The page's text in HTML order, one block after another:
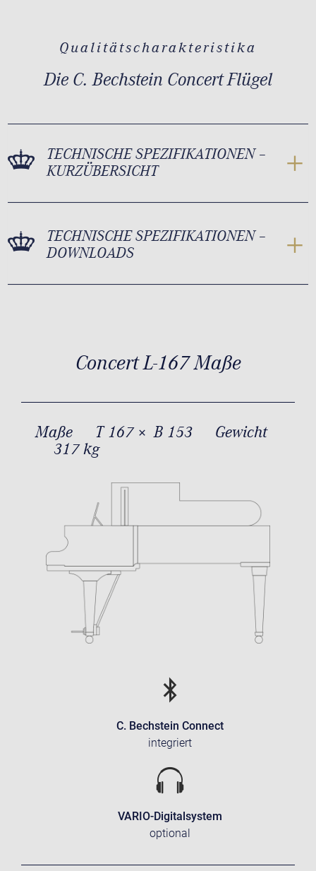
Qualitätscharakteristika
Die C. Bechstein Concert Flügel
TECHNISCHE SPEZIFIKATIONEN –
KURZÜBERSICHT
TECHNISCHE SPEZIFIKATIONEN –
DOWNLOADS
Concert L-167 Maße
Maße T 167 × B 153
Gewicht
317 kg
C. Bechstein Connect
integriert
VARIO-Digitalsystem
optional